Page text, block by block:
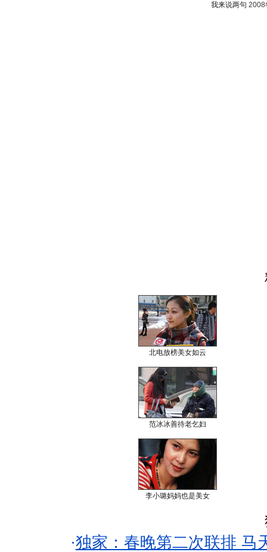
我来说两句 2008
北电放榜美女如云
范冰冰善待老乞妇
李小璐妈妈也是美女
·独家：春晚第二次联排 马